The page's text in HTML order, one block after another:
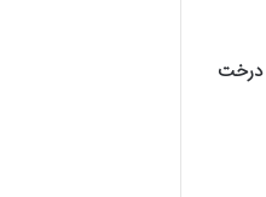
درخت